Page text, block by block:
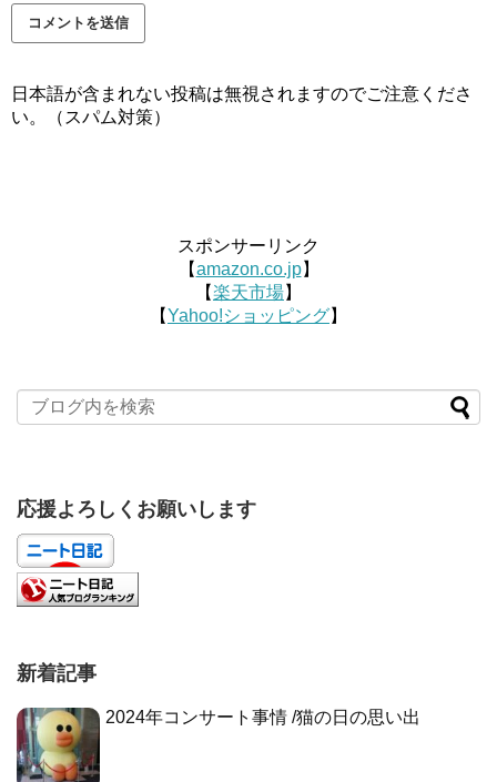
日本語が含まれない投稿は無視されますのでご注意くださ
い。（スパム対策）
スポンサーリンク
【amazon.co.jp】
【楽天市場】
【Yahoo!ショッピング】
応援よろしくお願いします
新着記事
2024年コンサート事情 /猫の日の思い出